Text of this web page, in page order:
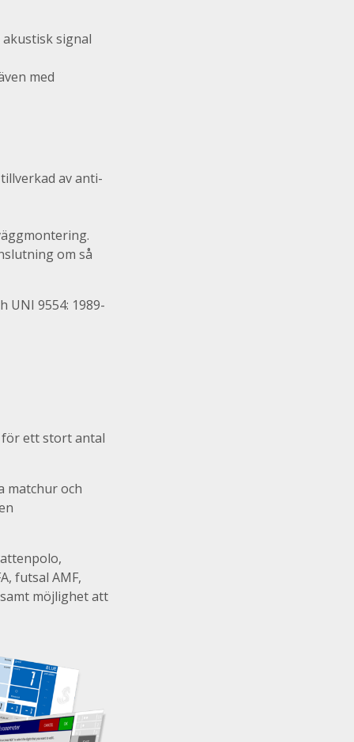
signal
med
av anti-
om så
UNI 9554: 1989-
ett stort antal
matchur och
futsal AMF,
möjlighet att